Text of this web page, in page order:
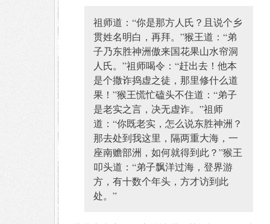
祖师道：“你是那方人氏？且说个乡
贯姓名明白，再拜。”猴王道：“弟
子乃东胜神洲傲来国花果山水帘洞
人氏。”祖师喝令：“赶出去！他本
是个撒诈捣虚之徒，那里修什么道
果！”猴王慌忙磕头不住道：“弟子
是老实之言，决无虚诈。”祖师
道：“你既老实，怎么说东胜神洲？
那去处到我这里，隔两重大海，一
座南赡部洲，如何就得到此？”猴王
叩头道：“弟子飘洋过海，登界游
方，有十数个年头，方才访到此
处。”